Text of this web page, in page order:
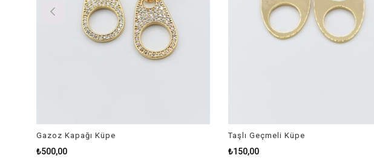
Gazoz Kapağı Küpe
₺500,00
Taşlı Geçmeli Küpe
₺150,00